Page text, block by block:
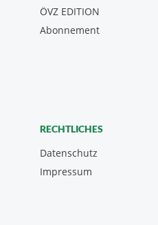
Abonnement
ÖVZ EDITION
RECHTLICHES
Datenschutz
Impressum